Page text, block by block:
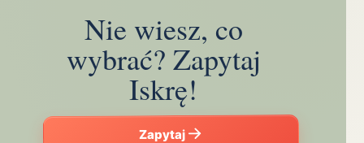
Nie wiesz, co
wybrać? Zapytaj
Iskrę!
Zapytaj